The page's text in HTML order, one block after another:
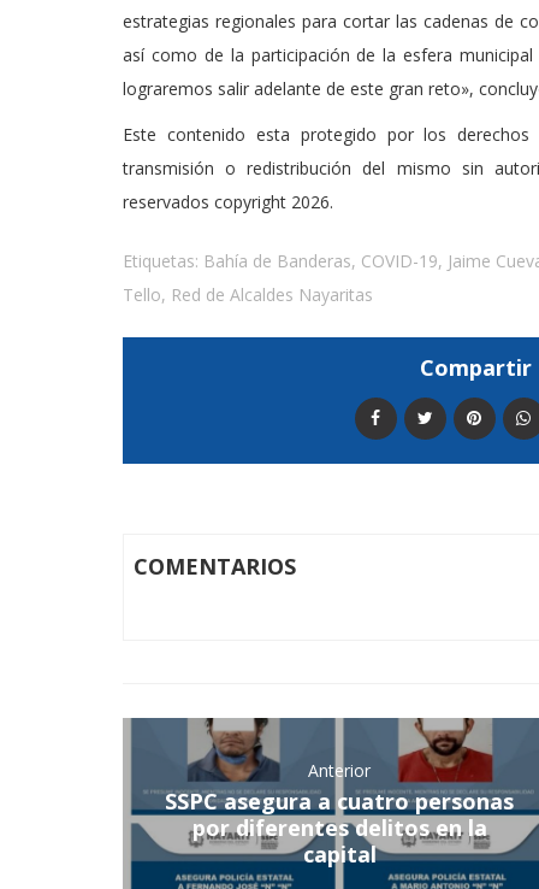
estrategias regionales para cortar las cadenas de
así como de la participación de la esfera
lograremos salir adelante de este gran reto»,
Este contenido esta protegido por los
transmisión o redistribución del mismo sin
reservados copyright 2026.
Etiquetas: Bahía de Banderas, COVID-19, Jaime
Tello, Red de Alcaldes Nayaritas
Compartir
COMENTARIOS
Anterior
SSPC asegura a cuatro personas
por diferentes delitos en la
capital